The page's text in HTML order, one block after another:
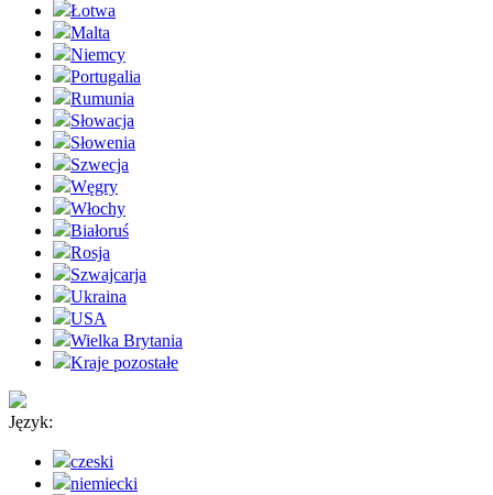
Łotwa
Malta
Niemcy
Portugalia
Rumunia
Słowacja
Słowenia
Szwecja
Węgry
Włochy
Białoruś
Rosja
Szwajcarja
Ukraina
USA
Wielka Brytania
Kraje pozostałe
Język:
czeski
niemiecki